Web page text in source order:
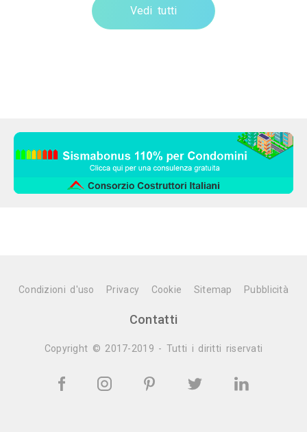
Vedi tutti
Condizioni d'uso Privacy Cookie Sitemap Pubblicità
Contatti
Copyright © 2017-2019 - Tutti i diritti riservati